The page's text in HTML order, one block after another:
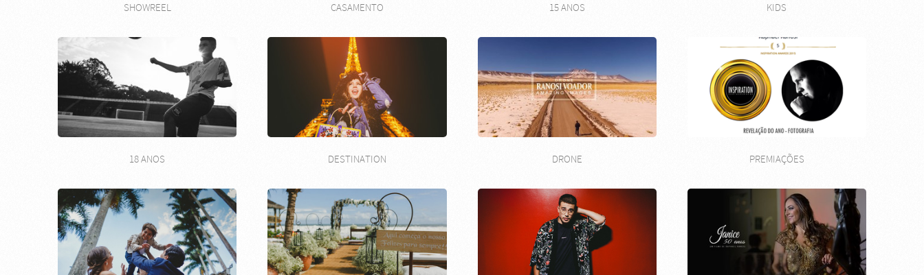
SHOWREEL CASAMENTO 15 ANOS KIDS
18 ANOS DESTINATION DRONE PREMIAÇÕES